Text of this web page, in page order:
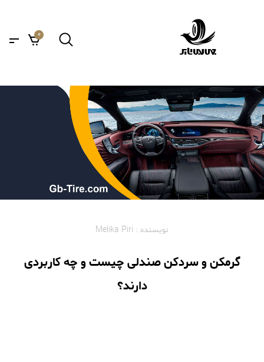
0
نویسنده : Melika Piri
گرمکن و سردکن صندلی چیست و چه کاربردی
دارند؟